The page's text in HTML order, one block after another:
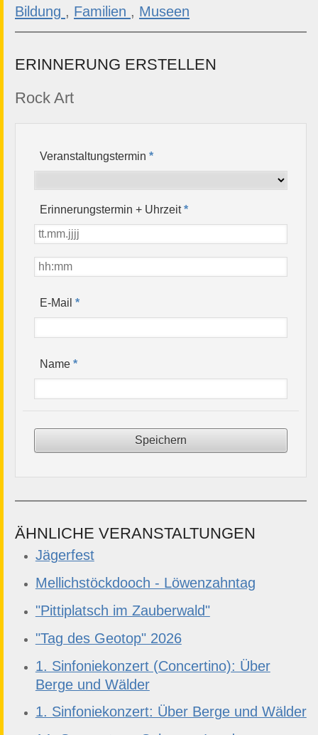
Bildung , Familien , Museen
ERINNERUNG ERSTELLEN
Rock Art
Veranstaltungstermin*
Erinnerungstermin + Uhrzeit*
E-Mail*
Name*
ÄHNLICHE VERANSTALTUNGEN
Jägerfest
Mellichstöckdooch - Löwenzahntag
"Pittiplatsch im Zauberwald"
"Tag des Geotop" 2026
1. Sinfoniekonzert (Concertino): Über
Berge und Wälder
1. Sinfoniekonzert: Über Berge und Wälder